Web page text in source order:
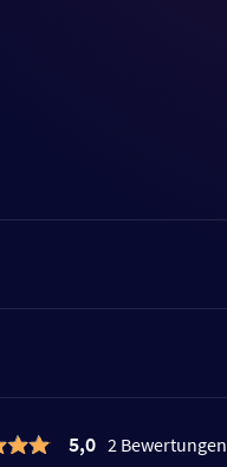
5,0 2 Bewertungen